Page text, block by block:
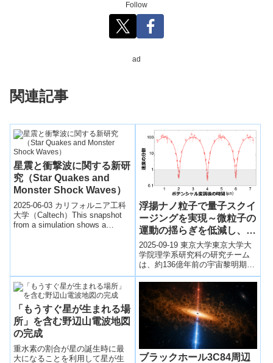
Follow
ad
関連記事
星震と衝撃波に関する新研
究（Star Quakes and
Monster Shock Waves）
2025-06-03 カリフォルニア工科
大学（Caltech）This snapshot
from a simulation shows a
浮揚ナノ粒子で量子スクイ
ージングを実現～微粒子の
運動の揺らぎを低減し、量
子力学的状態を生成～
2025-09-19 東京大学東京大学大
学院理学系研究科の研究チーム
は、約136億年前の宇宙黎明期に
形成されたとされる最初期の銀
河候補をジェームズ・ウェッブ
宇宙...
「もうすぐ星が生まれる場
所」を含む野辺山電波地図
の完成
重水素の割合が星の誕生時に最
大になることを利用して星が生
ブラックホール3C84周辺